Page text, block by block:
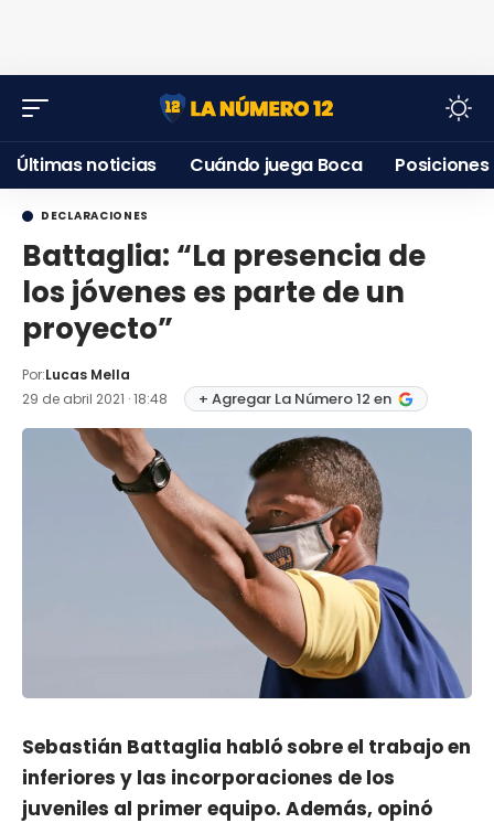
Últimas noticias Cuándo juega Boca Posiciones
DECLARACIONES
Battaglia: “La presencia de
los jóvenes es parte de un
proyecto”
Por:Lucas Mella
29 de abril 2021 · 18:48
+ Agregar La Número 12 en
Sebastián Battaglia habló sobre el trabajo en
inferiores y las incorporaciones de los
juveniles al primer equipo. Además, opinó